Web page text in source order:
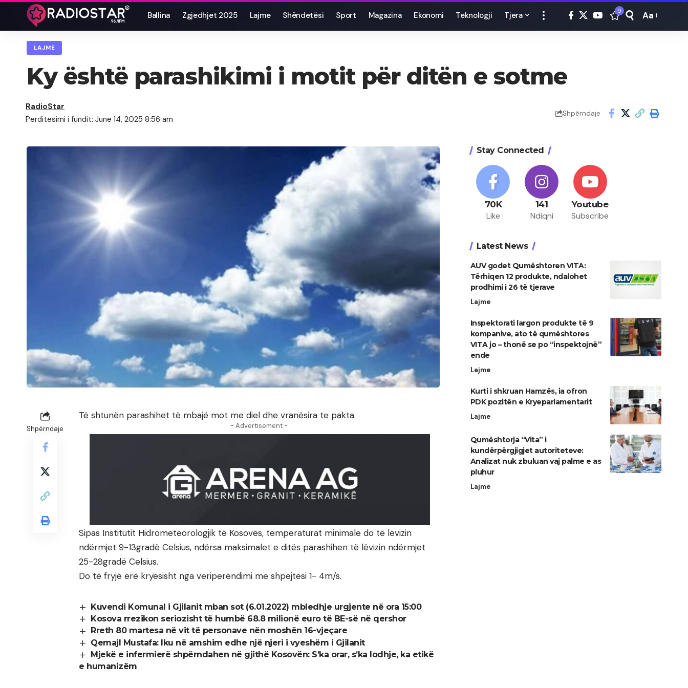
Ballina Zgjedhjet 2025 Lajme Shëndetësi Sport Magazina Ekonomi Teknologji Tjera 9
Font
Aa
LAJME
Ky është parashikimi i motit për ditën e sotme
Përditësimi i fundit: June 14, 2025 8:56 am
RadioStar
Shpërndaje
Shpërndaje
Të shtunën parashihet të mbajë mot me diel dhe vranësira te pakta.
- Advertisement -
Sipas Institutit Hidrometeorologjik të Kosovës, temperaturat minimale do të lëvizin
ndërmjet 9-13gradë Celsius, ndërsa maksimalet e ditës parashihen të lëvizin ndërmjet
25-28gradë Celsius.
Do të fryjë erë kryesisht nga veriperëndimi me shpejtësi 1- 4m/s.
Kuvendi Komunal i Gjilanit mban sot (6.01.2022) mbledhje urgjente në ora 15:00
Kosova rrezikon seriozisht të humbë 68.8 milionë euro të BE-së në qershor
Rreth 80 martesa në vit të personave nën moshën 16-vjeçare
Qemajl Mustafa: Iku në amshim edhe një njeri i vyeshëm i Gjilanit
Mjekë e infermierë shpërndahen në gjithë Kosovën: S’ka orar, s’ka lodhje, ka etikë
e humanizëm
Stay Connected
70K
Like
141
Ndiqni
Youtube
Subscribe
Latest News
AUV godet Qumështoren VITA:
Tërhiqen 12 produkte, ndalohet
prodhimi i 26 të tjerave
Lajme
Inspektorati largon produkte të 9
kompanive, ato të qumështores
VITA jo – thonë se po “inspektojnë”
ende
Lajme
Kurti i shkruan Hamzës, ia ofron
PDK pozitën e Kryeparlamentarit
Lajme
Qumështorja “Vita” i
kundërpërgjigjet autoriteteve:
Analizat nuk zbuluan vaj palme e as
pluhur
Lajme